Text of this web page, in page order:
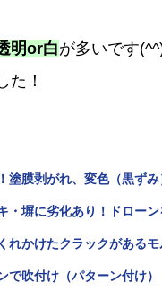
明or白が多いです
た！
塗膜剥がれ、変色（黒ず
・塀に劣化あり！ドロー
れかけたクラックがある
で吹付け（パターン付け